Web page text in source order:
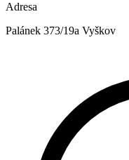
Adresa
Palánek 373/19a Vyškov